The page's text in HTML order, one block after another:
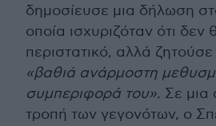
δημοσίευσε μια δήλωση
οποία ισχυριζόταν ότι δεν
περιστατικό, αλλά
«βαθιά ανάρμοστη
συμπεριφορά του». Σε μια
τροπή των γεγονότων, ο